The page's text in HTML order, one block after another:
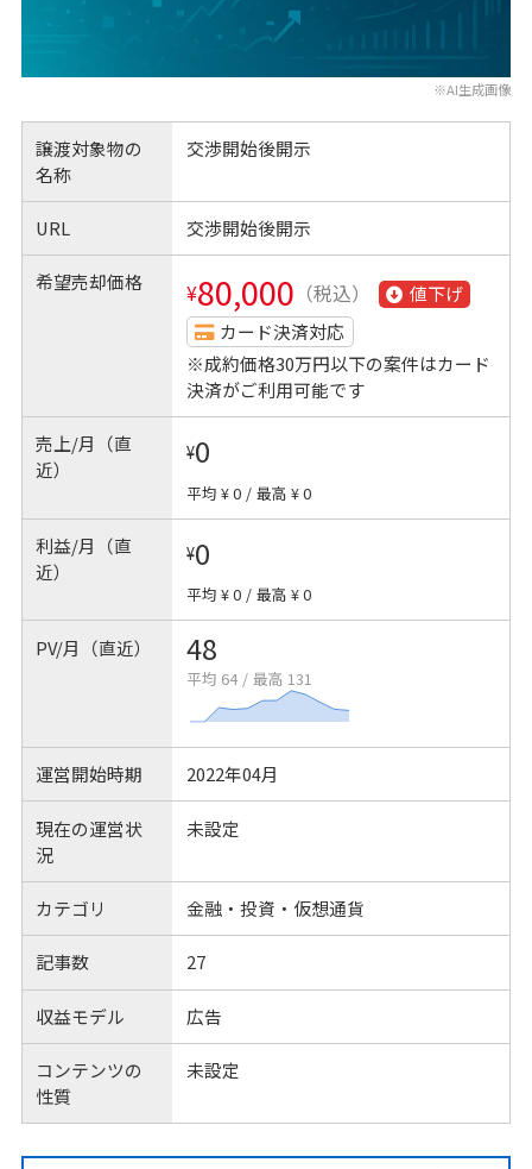
※AI生成画像
譲渡対象物の
名称
交渉開始後開示
URL 交渉開始後開示
希望売却価格 ¥80,000 （税込）
値下げ
カード決済対応
※成約価格30万円以下の案件はカード
決済がご利用可能です
売上/月（直
近）
¥0
平均 ¥ 0 / 最高 ¥ 0
利益/月（直
近）
¥0
平均 ¥ 0 / 最高 ¥ 0
PV/月（直近） 48
平均 64 / 最高 131
運営開始時期 2022年04月
現在の運営状
況
未設定
カテゴリ 金融・投資・仮想通貨
記事数 27
収益モデル 広告
コンテンツの
性質
未設定